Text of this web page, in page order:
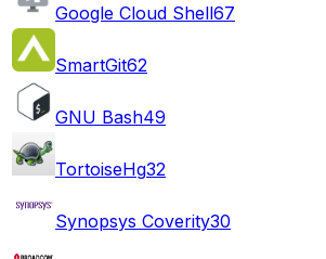
Google Cloud Shell67
SmartGit62
GNU Bash49
TortoiseHg32
Synopsys Coverity30